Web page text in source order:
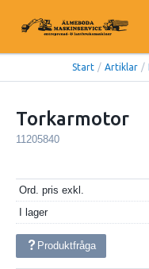
Start / Artiklar /
Torkarmotor
11205840
Ord. pris exkl.
I lager
Produktfråga